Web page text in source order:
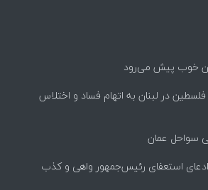
خوب پیش می‌رود
در لبنان به اتهام فساد و اختلاس
سواحل عمان
استعفای رئیس‌جمهور واهی و کذب